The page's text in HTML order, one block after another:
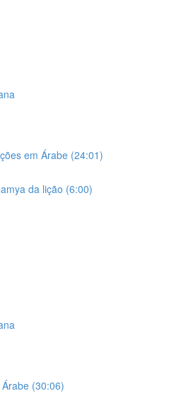
em Árabe (24:01)
da lição (6:00)
(30:06)